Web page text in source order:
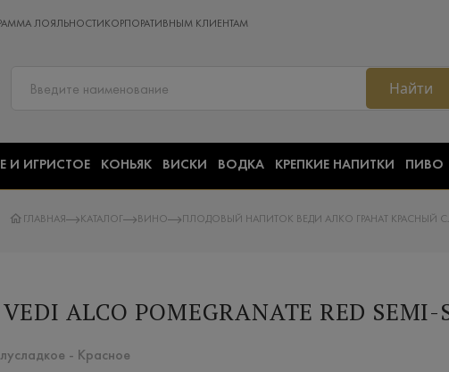
ЛОЯЛЬНОСТИ КОРПОРАТИВНЫМ КЛИЕНТАМ
Найти
И ИГРИСТОЕ КОНЬЯК ВИСКИ ВОДКА КРЕПКИЕ НАПИТКИ ПИВО
ГЛАВНАЯ КАТАЛОГ ВИНО ПЛОДОВЫЙ НАПИТОК ВЕДИ АЛКО ГРАНАТ КРАСНЫЙ
ALCO POMEGRANATE RED
- Красное